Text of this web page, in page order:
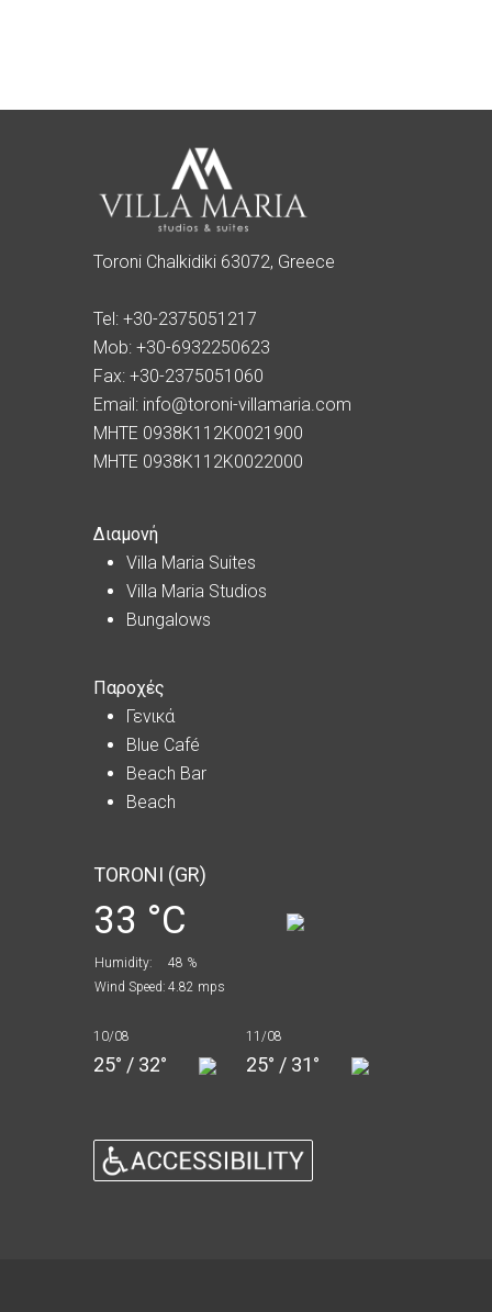
Toroni Chalkidiki 63072, Greece
Tel: +30-2375051217
Mob: +30-6932250623
Fax: +30-2375051060
Email: info@toroni-villamaria.com
MHTE 0938K112K0021900
MHTE 0938K112K0022000
Διαμονή
Villa Maria Suites
Villa Maria Studios
Bungalows
Παροχές
Γενικά
Blue Café
Beach Bar
Beach
TORONI (GR)
33 °C
Humidity:
48 %
Wind Speed: 4.82 mps
10/08
25° / 32°
11/08
25° / 31°